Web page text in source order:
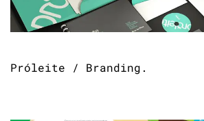
Próleite / Branding.